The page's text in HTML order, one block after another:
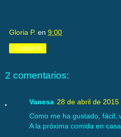
Gloria P. en 9:00
Compartir
2 comentarios:
Vanesa 28 de abril de 2015
Como me ha gustado, fácil,
A la próxima comida en